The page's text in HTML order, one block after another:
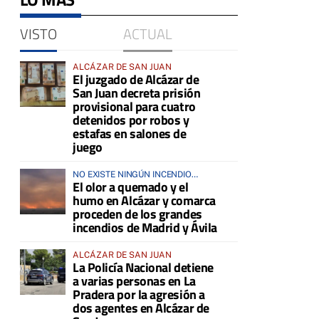
VISTO ACTUAL
ALCÁZAR DE SAN JUAN
El juzgado de Alcázar de
San Juan decreta prisión
provisional para cuatro
detenidos por robos y
estafas en salones de
juego
NO EXISTE NINGÚN INCENDIO
ACTIVO EN LA COMARCA
El olor a quemado y el
humo en Alcázar y comarca
proceden de los grandes
incendios de Madrid y Ávila
ALCÁZAR DE SAN JUAN
La Policía Nacional detiene
a varias personas en La
Pradera por la agresión a
dos agentes en Alcázar de